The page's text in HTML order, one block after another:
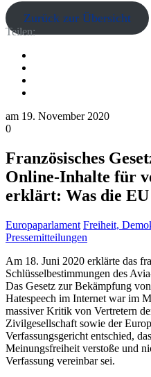
Zurück zur Übersicht
Teilen:
am 19. November 2020
0
Französisches
Online-Inhalte für
erklärt: Was die
Europaparlament Freiheit,
Pressemitteilungen
Am 18. Juni 2020 erklärte das
Schlüsselbestimmungen des
Das Gesetz zur Bekämpfung
Hatespeech im Internet war im
massiver Kritik von Vertretern
Zivilgesellschaft sowie der
Verfassungsgericht entschied,
Meinungsfreiheit verstoße und
Verfassung vereinbar sei.